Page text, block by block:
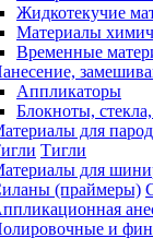
Жидкотекучие
Материалы
Временные
Аппликаторы
Блокноты,
Тигли